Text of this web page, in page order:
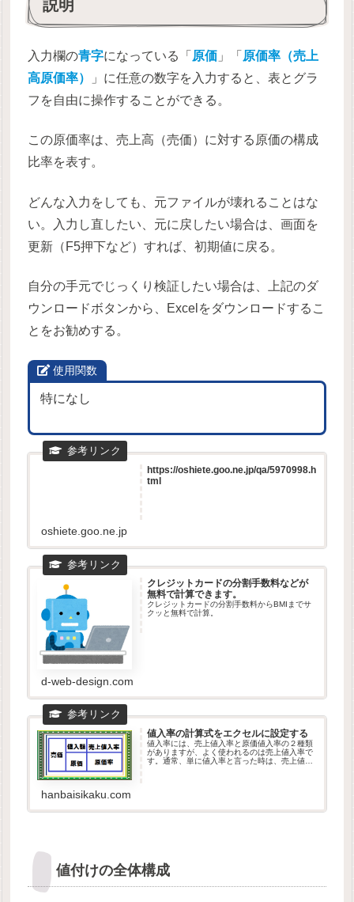
説明
入力欄の青字になっている「 原価 」「 原価率（売上
高原価率）
」に任意の数字を入力すると、表とグラ
フを自由に操作することができる。
この原価率は、売上高（売価）に対する原価の構成
比率を表す。
どんな入力をしても、元ファイルが壊れることはな
い。入力し直したい、元に戻したい場合は、画面を
更新（F5押下など）すれば、初期値に戻る。
自分の手元でじっくり検証したい場合は、上記のダ
ウンロードボタンから、Excelをダウンロードするこ
とをお勧めする。
使用関数
特になし
https://oshiete.goo.ne.jp/qa/5970998.h
tml
oshiete.goo.ne.jp
クレジットカードの分割手数料などが
無料で計算できます。
クレジットカードの分割手数料からBMIまでサ
クッと無料で計算。
d-web-design.com
値入率の計算式をエクセルに設定する
値入率には、売上値入率と原価値入率の２種類
がありますが、よく使われるのは売上値入率で
す。通常、単に値入率と言った時は、売上値入
hanbaisikaku.com
値付けの全体構成